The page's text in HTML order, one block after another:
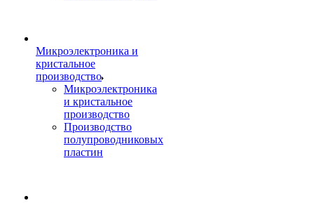
Микроэлектроника и
кристальное
производство
Микроэлектроника
и кристальное
производство
Производство
полупроводниковых
пластин